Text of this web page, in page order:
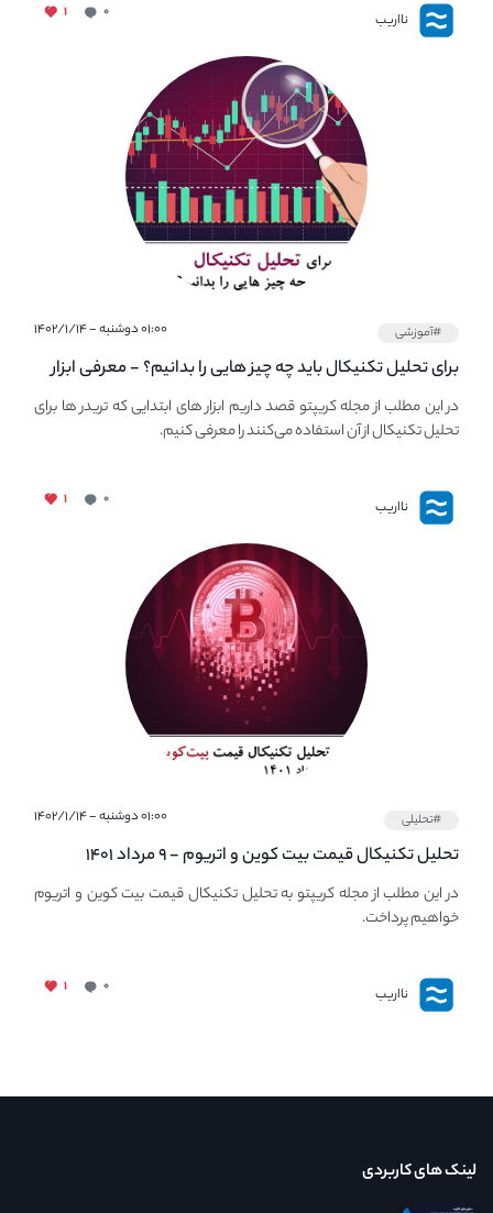
نااریب ۰ ۱
#آموزشی ۰۱:۰۰ دوشنبه - ۱۴۰۲/۱/۱۴
برای تحلیل تکنیکال باید چه چیز هایی را بدانیم؟ - معرفی ابزار
اولیه تحلیل تکنیکال در مجله کریپتو
در این مطلب از مجله کریپتو قصد داریم ابزار های ابتدایی که تریدر ها برای
تحلیل تکنیکال از آن استفاده می‌کنند را معرفی کنیم.
نااریب ۰ ۱
#تحلیلی ۰۱:۰۰ دوشنبه - ۱۴۰۲/۱/۱۴
تحلیل تکنیکال قیمت بیت کوین و اتریوم - ۹ مرداد ۱۴۰۱
در این مطلب از مجله کریپتو به تحلیل تکنیکال قیمت بیت کوین و اتریوم
خواهیم پرداخت.
نااریب ۰ ۱
لینک های کاربردی